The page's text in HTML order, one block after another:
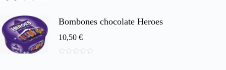
5
Bombones chocolate Heroes
10,50 €